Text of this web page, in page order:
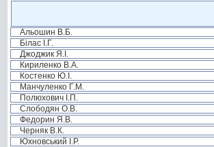
Альошин В.Б.
Білас І.Г.
Джоджик Я.І.
Кириленко В.А.
Костенко Ю.І.
Манчуленко Г.М.
Полюхович І.П.
Слободян О.В.
Федорин Я.В.
Черняк В.К.
Юхновський І.Р.